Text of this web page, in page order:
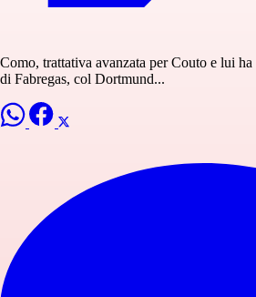
Como, trattativa avanzata per Couto e lui
di Fabregas, col Dortmund...